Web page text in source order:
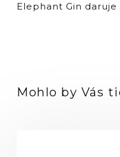
Elephant Gin daruje
Mohlo by Vás